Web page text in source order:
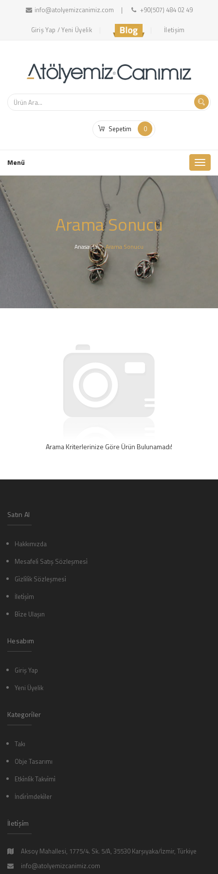
info@atolyemizcanimiz.com +90(507) 484 02 49
Giriş Yap / Yeni Üyelik İletişim
Sepetim 0
Menü Toggle
Arama Sonucu
Anasayfa Arama Sonucu
Arama Kriterlerinize Göre Ürün Bulunamadı!
Satın Al
Hakkımızda
Mesafeli̇ Satış Sözleşmesi̇
Gi̇zli̇li̇k Sözleşmesi̇
İleti̇şi̇m
Bi̇ze Ulaşın
Hesabım
Giriş Yap
Yeni Üyelik
Kategori̇ler
Takı
Obje Tasarımı
Etki̇nli̇k Takvi̇mi̇
İndi̇ri̇mdeki̇ler
İleti̇şi̇m
Aksoy Mahallesi, 1775/4. Sk. 5/A, 35530 Karşıyaka/İzmir, Türkiye
info@atolyemizcanimiz.com